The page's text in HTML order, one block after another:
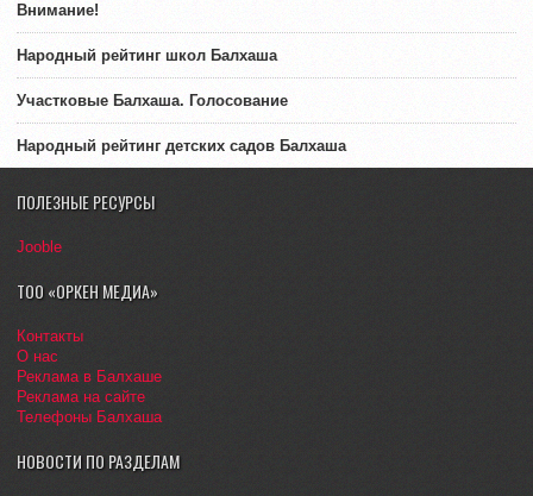
Внимание!
Народный рейтинг школ Балхаша
Участковые Балхаша. Голосование
Народный рейтинг детских садов Балхаша
ПОЛЕЗНЫЕ РЕСУРСЫ
Jooble
ТОО «ОРКЕН МЕДИА»
Контакты
О нас
Реклама в Балхаше
Реклама на сайте
Телефоны Балхаша
НОВОСТИ ПО РАЗДЕЛАМ